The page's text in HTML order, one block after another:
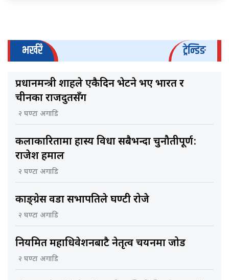
भर्खरै ट्रेन्डिङ
प्रधानमन्त्री शाहले एकैदिन भेटने भए भारत र
चीनका राजदुतसँग
२ घण्टा अगाडि
कलाकारितामा हास्य विधा सबैभन्दा चुनौतीपूर्ण:
राजेश हमाल
२ घण्टा अगाडि
काङ्ग्रेस वडा सभापतिले घण्टी रोजे
२ घण्टा अगाडि
नियमित महाधिवेशनबाटै नेतृत्व चयनमा जोड
२ घण्टा अगाडि